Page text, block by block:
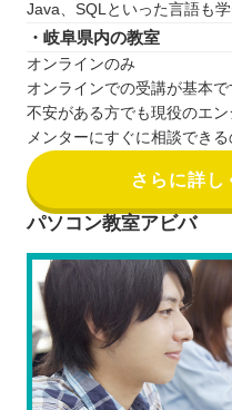
Java、SQLといった言語も学
・岐阜県内の教室
オンラインのみ
オンラインでの受講が基本で
不安がある方でも現役のエ
メンターにすぐに相談でき
さらに詳し
パソコン教室アビバ